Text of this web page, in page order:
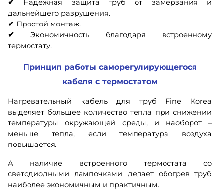
✔ Надежная защита труб от замерзания и
дальнейшего разрушения.
✔ Простой монтаж.
✔ Экономичность благодаря встроенному
термостату.
Принцип работы саморегулирующегося
кабеля с термостатом
Нагревательный кабель для труб Fine Korea
выделяет большее количество тепла при снижении
температуры окружающей среды, и наоборот –
меньше тепла, если температура воздуха
повышается.
А наличие встроенного термостата со
светодиодными лампочками делает обогрев труб
наиболее экономичным и практичным.